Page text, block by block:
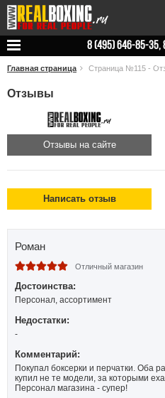
8 (495) 646-85-35,
78
Главная страница Страница №115 -
Отзывы
Отзывы на сайте
Написать отзыв
Роман
Отличный магазин
Достоинства:
Персонал, ассортимент
Недостатки:
-
Комментарий:
Покупал боксерки и перчатки. Оба
купил не те модели, за которыми
Персонал магазина - супер!